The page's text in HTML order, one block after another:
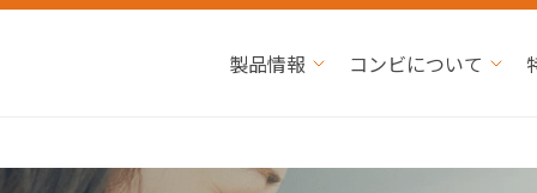
製品情報 コンビについて